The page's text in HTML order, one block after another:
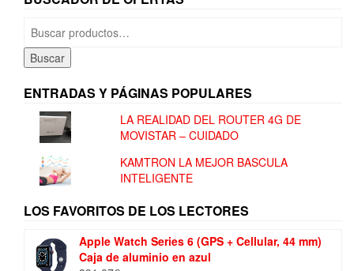
por:
Buscar
ENTRADAS Y PÁGINAS POPULARES
LA REALIDAD DEL ROUTER 4G DE
MOVISTAR – CUIDADO
KAMTRON LA MEJOR BASCULA
INTELIGENTE
LOS FAVORITOS DE LOS LECTORES
Apple Watch Series 6 (GPS + Cellular, 44 mm)
Caja de aluminio en azul